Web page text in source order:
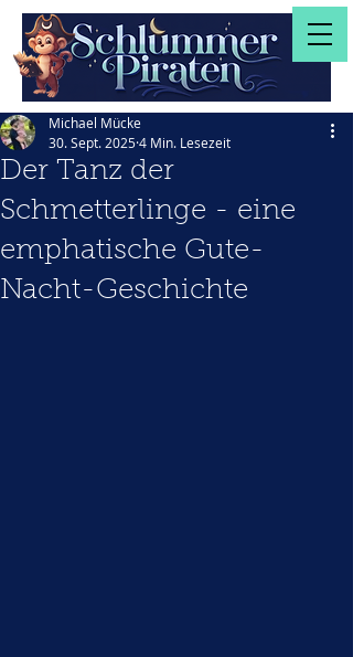
Der Tanz der
Schmetterlinge - eine
emphatische Gute-
Nacht-Geschichte
Michael Mücke
30. Sept. 20254 Min. Lesezeit